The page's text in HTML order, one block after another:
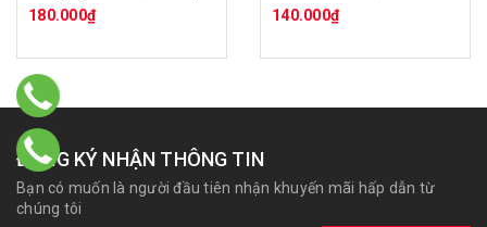
180.000₫
140.000₫
ĐĂNG KÝ NHẬN THÔNG TIN
Bạn có muốn là người đầu tiên nhận khuyến mãi hấp dẫn từ
chúng tôi